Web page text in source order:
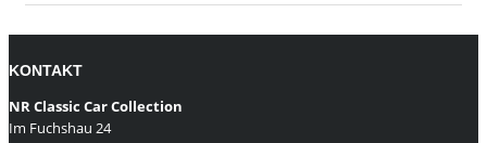
KONTAKT
NR Classic Car Collection
Im Fuchshau 24